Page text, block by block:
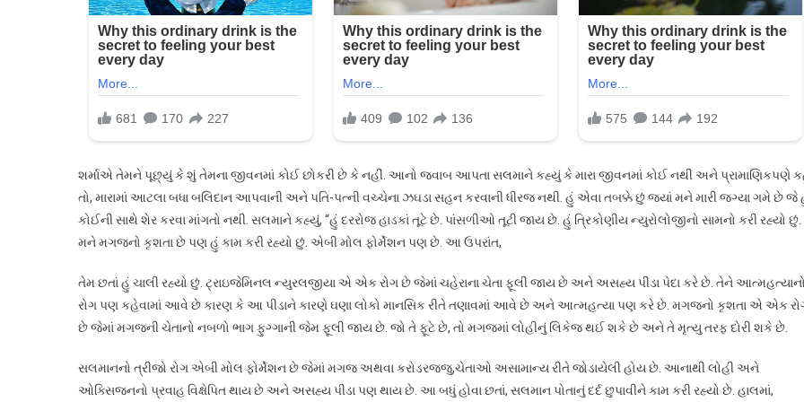
શર્માએ તેમને પૂછ્યું કે શું તેમના જીવનમાં કોઈ છોકરી છે કે નહીં. આનો જવાબ આપતા સલમાને કહ્યું કે મારા જીવનમાં કોઈ નથી અને પ્રામાણિકપણે
તો, મારામાં આટલા બધા બલિદાન આપવાની અને પતિ-પત્ની વચ્ચેના ઝઘડા સહન કરવાની ધીરજ નથી. હું એવા તબક્કે છું જ્યાં મને મારી જગ્યા ગમે છે જે
કોઈની સાથે શેર કરવા માંગતો નથી. સલમાને કહ્યું, “હું દરરોજ હાડકાં તૂટે છે. પાંસળીઓ તૂટી જાય છે. હું ત્રિકોણીય ન્યુરોલોજીનો સામનો કરી રહ્યો છું.
મને મગજનો કૃશતા છે પણ હું કામ કરી રહ્યો છું. એબી મોલ ફોર્મેશન પણ છે. આ ઉપરાંત,
તેમ છતાં હું ચાલી રહ્યો છું. ટ્રાઇજેમિનલ ન્યુરલજીયા એ એક રોગ છે જેમાં ચહેરાના ચેતા ફૂલી જાય છે અને અસહ્ય પીડા પેદા કરે છે. તેને આત્મહત્યાનો
રોગ પણ કહેવામાં આવે છે કારણ કે આ પીડાને કારણે ઘણા લોકો માનસિક રીતે તણાવમાં આવે છે અને આત્મહત્યા પણ કરે છે. મગજનો કૃશતા એ એક
છે જેમાં મગજની ચેતાનો નબળો ભાગ ફુગ્ગાની જેમ ફૂલી જાય છે. જો તે ફૂટે છે, તો મગજમાં લોહીનું લિકેજ થઈ શકે છે અને તે મૃત્યુ તરફ દોરી શકે છે.
સલમાનનો ત્રીજો રોગ એબી મોલ ફોર્મેશન છે જેમાં મગજ અથવા કરોડરજ્જુ,ચેતાઓ અસામાન્ય રીતે જોડાયેલી હોય છે. આનાથી લોહી અને
ઓક્સિજનનો પ્રવાહ વિક્ષેપિત થાય છે અને અસહ્ય પીડા પણ થાય છે. આ બધું હોવા છતાં, સલમાન પોતાનું દર્દ છુપાવીને કામ કરી રહ્યો છે. હાલમાં,